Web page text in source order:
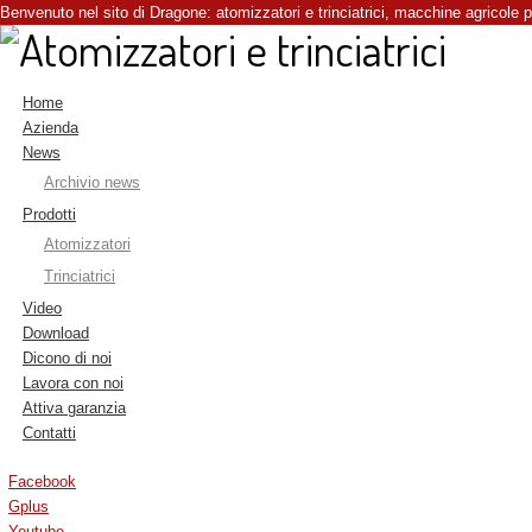
Benvenuto nel sito di Dragone: atomizzatori e trinciatrici, macchine agricole
Home
Azienda
News
Archivio news
Prodotti
Atomizzatori
Trinciatrici
Video
Download
Dicono di noi
Lavora con noi
Attiva garanzia
Contatti
Facebook
Gplus